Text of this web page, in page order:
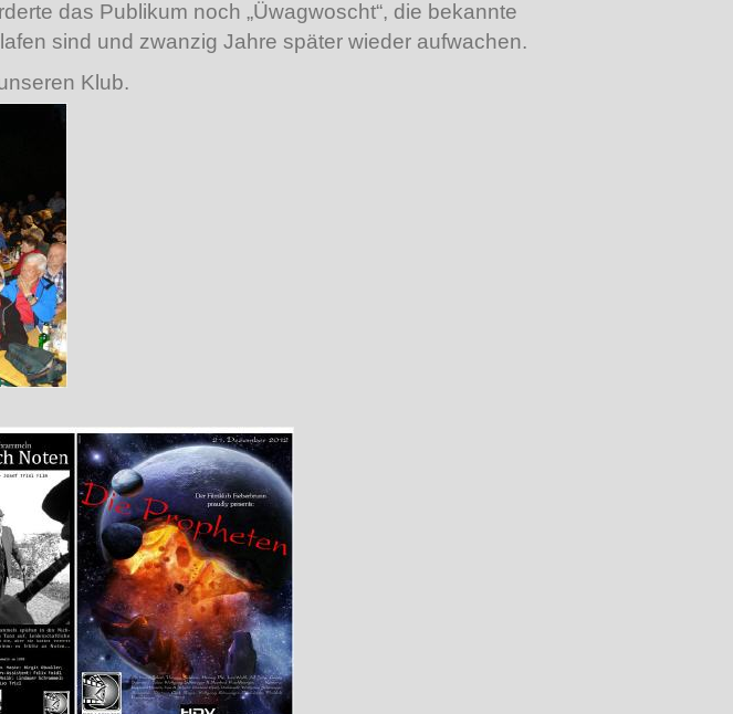
das Publikum noch „Üwagwoscht“, die bekannte
sind und zwanzig Jahre später wieder aufwachen.
Klub.